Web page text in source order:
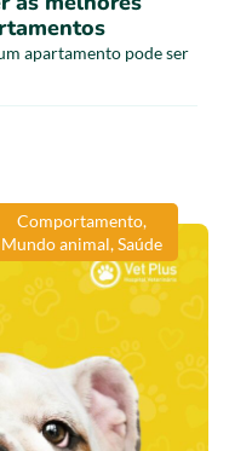
apartamento pode ser
Comportamento,
Mundo animal,Saúde